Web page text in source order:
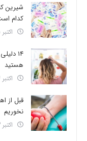
شیرین
کدام
اکتبر 25, 2024
14
هستید
اکتبر 24, 2024
قبل از
نخوریم
اکتبر 23, 2024